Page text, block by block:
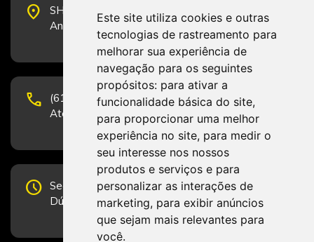
Este site utiliza cookies e outras
tecnologias de rastreamento para
melhorar sua experiência de
navegação para os seguintes
propósitos: para ativar a
funcionalidade básica do site,
para proporcionar uma melhor
experiência no site, para medir o
seu interesse nos nossos
produtos e serviços e para
personalizar as interações de
marketing, para exibir anúncios
que sejam mais relevantes para
você.
place
SHS Quadra 6, Bloco E, Complexo Brasil 21, 20º
Andar, Sala 2001 - CEP 70322-915 - Brasília/DF
phone
(61) 3223-1652 e (61) 98131-3801.
Atendimento por telefone em horário comercial
schedule Segunda-feira a Sexta-feira de 12h às 19h.
Dúvidas e sugestões pelo Fale Conosco.